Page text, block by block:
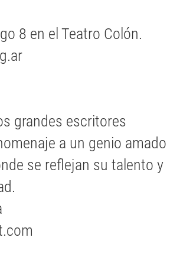
8 en el Teatro Colón.
grandes escritores
a un genio amado
se reflejan su talento y